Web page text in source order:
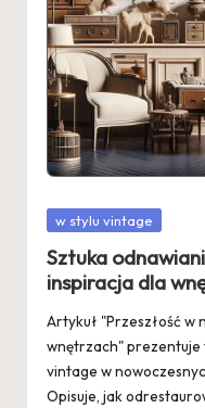
Posted
w stylu vintage
Sztuka
inspiracja dla
Artykuł "Przeszłość w
wnętrzach"
vintage w
Opisuje, jak